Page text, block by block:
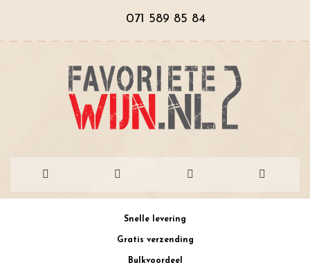
071 589 85 84
Snelle levering
Gratis verzending
Bulkvoordeel